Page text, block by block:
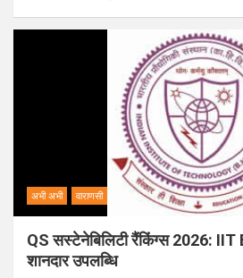
अभी अभी वाराणसी
QS सस्टेनेबिलिटी रैंकिंग्स 2026: IIT
शानदार उपलब्धि